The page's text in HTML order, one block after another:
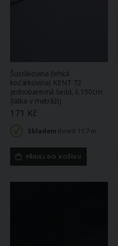
Šusťákovina (lehká
kočárkovina) KENT 72
jednobarevná šedá, š.150cm
(látka v metráži)
171 Kč
Skladem ihned 11.7 m
PŘIDEJ DO KOŠÍKU
ihned 7 ks